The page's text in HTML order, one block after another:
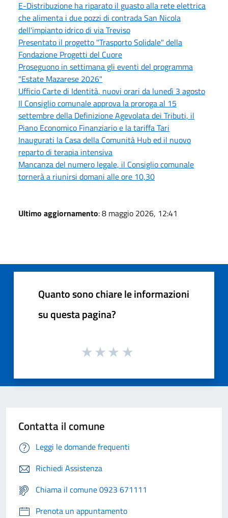
E-Distribuzione ha riparato il guasto alla rete elettrica
che alimenta i due pozzi di contrada San Nicola
dell'impianto idrico di via Treviso
Presentato il progetto "Trasporto Solidale" della
Fondazione Progetti del Cuore
Proseguono in settimana gli eventi del programma
"Estate Mazarese 2026"
Ufficio Carte di Identità, nuovi orari da lunedì 3 agosto
Il Consiglio comunale approva la proroga al 15
settembre della Definizione Agevolata dei Tributi, il
Piano Economico Finanziario e la tariffa Tari
Inaugurati la Casa della Comunità Hub ed il nuovo
reparto di terapia intensiva
Mancanza del numero legale, il Consiglio comunale
tornerà a riunirsi domani alle ore 10,30
Ultimo aggiornamento: 8 maggio 2026, 12:41
Quanto sono chiare le informazioni
su questa pagina?
Contatta il comune
Leggi le domande frequenti
Richiedi Assistenza
Chiama il comune 0923 671111
Prenota un appuntamento